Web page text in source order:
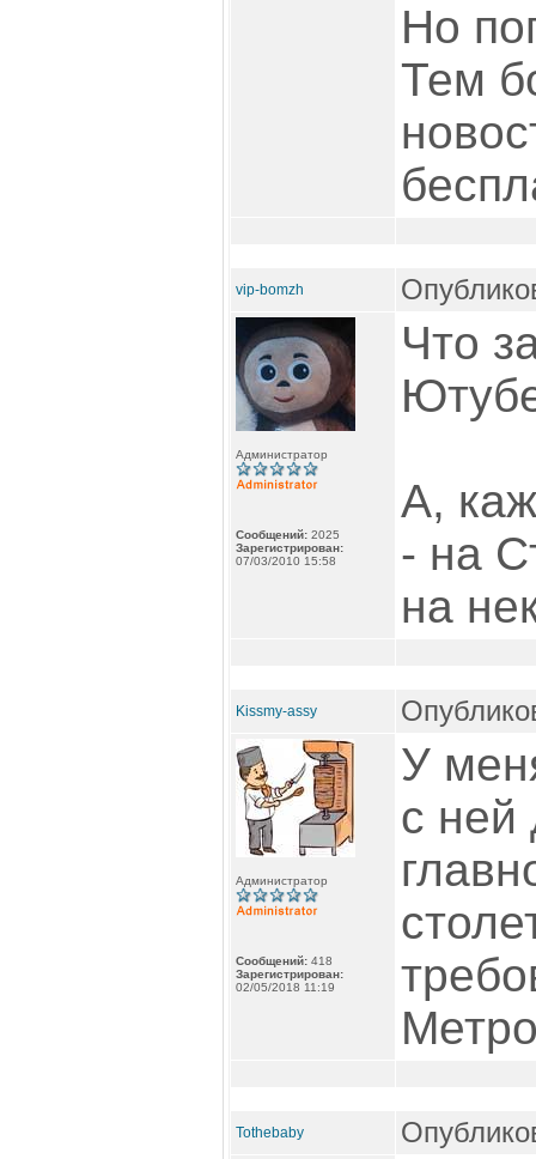
Но
Тем
vip-bomzh
Администратор
Сообщений: 2025
Зарегистрирован:
07/03/2010 15:58
Что
А,
- на
на
Kissmy-assy
Администратор
Сообщений: 418
Зарегистрирован:
02/05/2018 11:19
У
с ней
Tothebaby